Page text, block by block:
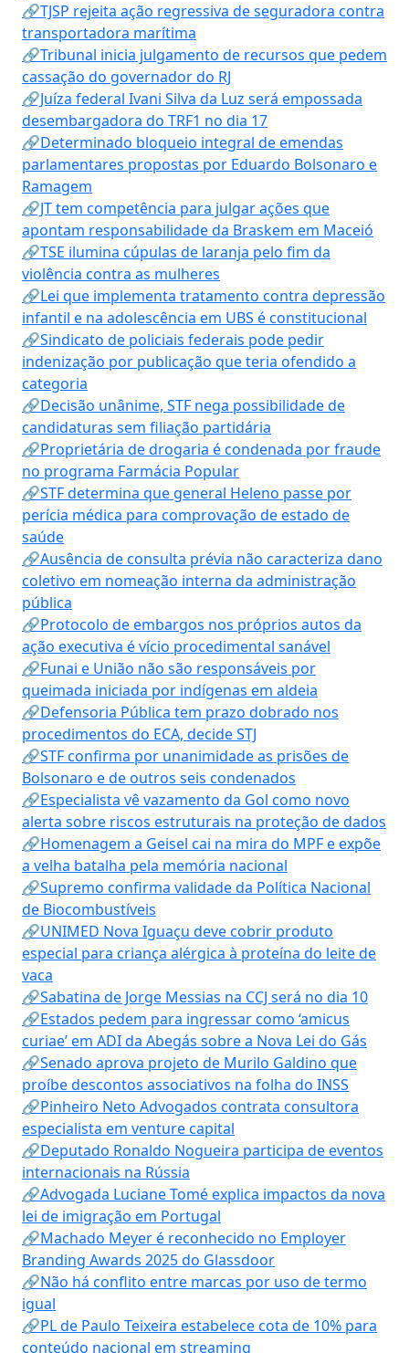
🔗TJSP rejeita ação regressiva de seguradora contra
transportadora marítima
🔗Tribunal inicia julgamento de recursos que pedem
cassação do governador do RJ
🔗Juíza federal Ivani Silva da Luz será empossada
desembargadora do TRF1 no dia 17
🔗Determinado bloqueio integral de emendas
parlamentares propostas por Eduardo Bolsonaro e
Ramagem
🔗JT tem competência para julgar ações que
apontam responsabilidade da Braskem em Maceió
🔗TSE ilumina cúpulas de laranja pelo fim da
violência contra as mulheres
🔗Lei que implementa tratamento contra depressão
infantil e na adolescência em UBS é constitucional
🔗Sindicato de policiais federais pode pedir
indenização por publicação que teria ofendido a
categoria
🔗Decisão unânime, STF nega possibilidade de
candidaturas sem filiação partidária
🔗Proprietária de drogaria é condenada por fraude
no programa Farmácia Popular
🔗STF determina que general Heleno passe por
perícia médica para comprovação de estado de
saúde
🔗Ausência de consulta prévia não caracteriza dano
coletivo em nomeação interna da administração
pública
🔗Protocolo de embargos nos próprios autos da
ação executiva é vício procedimental sanável
🔗Funai e União não são responsáveis por
queimada iniciada por indígenas em aldeia
🔗Defensoria Pública tem prazo dobrado nos
procedimentos do ECA, decide STJ
🔗STF confirma por unanimidade as prisões de
Bolsonaro e de outros seis condenados
🔗Especialista vê vazamento da Gol como novo
alerta sobre riscos estruturais na proteção de dados
🔗Homenagem a Geisel cai na mira do MPF e expõe
a velha batalha pela memória nacional
🔗Supremo confirma validade da Política Nacional
de Biocombustíveis
🔗UNIMED Nova Iguaçu deve cobrir produto
especial para criança alérgica à proteína do leite de
vaca
🔗Sabatina de Jorge Messias na CCJ será no dia 10
🔗Estados pedem para ingressar como ‘amicus
curiae’ em ADI da Abegás sobre a Nova Lei do Gás
🔗Senado aprova projeto de Murilo Galdino que
proíbe descontos associativos na folha do INSS
🔗Pinheiro Neto Advogados contrata consultora
especialista em venture capital
🔗Deputado Ronaldo Nogueira participa de eventos
internacionais na Rússia
🔗Advogada Luciane Tomé explica impactos da nova
lei de imigração em Portugal
🔗Machado Meyer é reconhecido no Employer
Branding Awards 2025 do Glassdoor
🔗Não há conflito entre marcas por uso de termo
igual
🔗PL de Paulo Teixeira estabelece cota de 10% para
conteúdo nacional em streaming